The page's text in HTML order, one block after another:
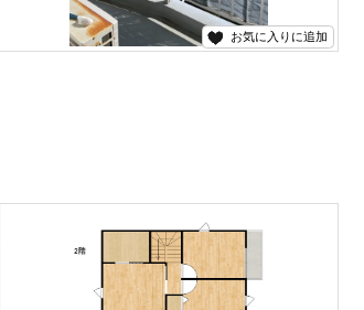
お気に入りに追加